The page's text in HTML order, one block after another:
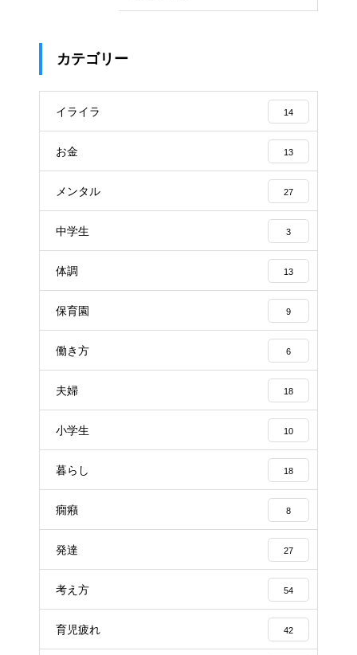
のポイント
カテゴリー
イライラ 14
お金 13
メンタル 27
中学生 3
体調 13
保育園 9
働き方 6
夫婦 18
小学生 10
暮らし 18
癇癪 8
発達 27
考え方 54
育児疲れ 42